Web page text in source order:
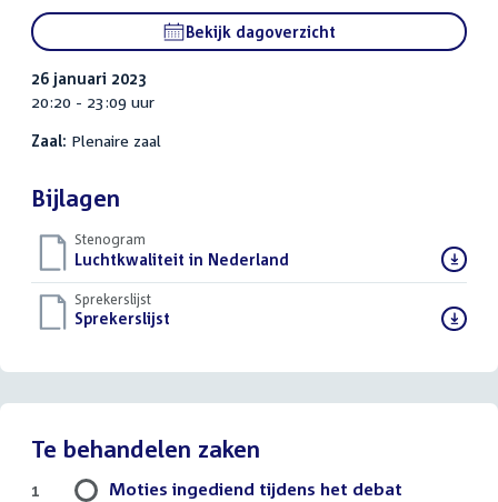
link:
Bekijk dagoverzicht
26 januari 2023
20:20 - 23:09 uur
Zaal: Plenaire zaal
Bijlagen
Stenogram
Download
bestand:
Luchtkwaliteit in Nederland
Sprekerslijst
Download
Sprekerslijst
Te behandelen zaken
Moties ingediend tijdens het debat
1